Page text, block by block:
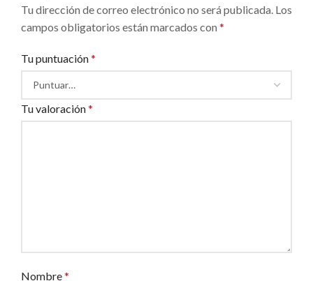
Tu dirección de correo electrónico no será publicada. Los
campos obligatorios están marcados con *
Tu puntuación*
Tu valoración*
Nombre*